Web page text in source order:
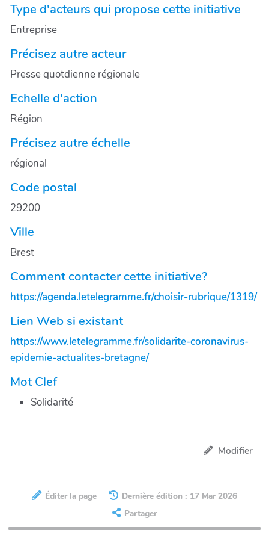
Type d'acteurs qui propose cette initiative
Entreprise
Précisez autre acteur
Presse quotdienne régionale
Echelle d'action
Région
Précisez autre échelle
régional
Code postal
29200
Ville
Brest
Comment contacter cette initiative?
https://agenda.letelegramme.fr/choisir-rubrique/1319/
Lien Web si existant
https://www.letelegramme.fr/solidarite-coronavirus-
epidemie-actualites-bretagne/
Mot Clef
Solidarité
Modifier
Éditer la page
Dernière édition : 17 Mar 2026
Partager